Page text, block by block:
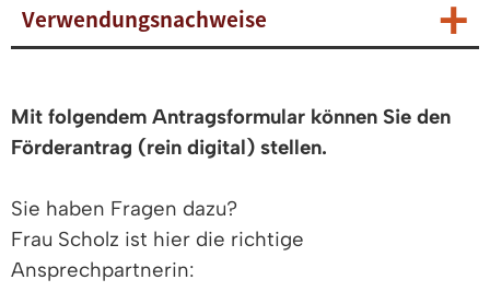
Verwendungsnachweise
Mit folgendem Antragsformular können Sie den
Förderantrag (rein digital) stellen.
Sie haben Fragen dazu?
Frau Scholz ist hier die richtige
Ansprechpartnerin: